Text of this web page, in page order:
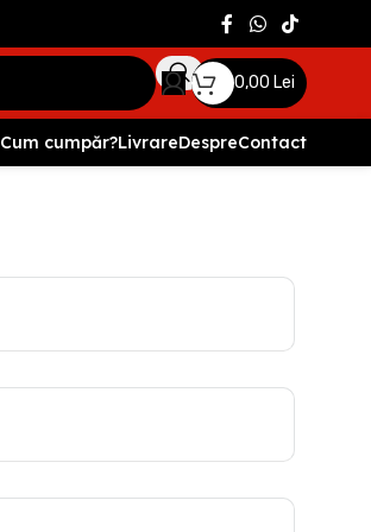
0,00 Lei
Cum cumpăr?LivrareDespreContact